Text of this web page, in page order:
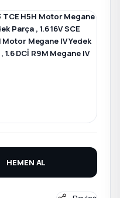
TCE H5H Motor Megane
Parça , 1.6 16V SCE
Motor Megane IV Yedek
, 1.6 DCİ R9M Megane IV
HEMEN AL